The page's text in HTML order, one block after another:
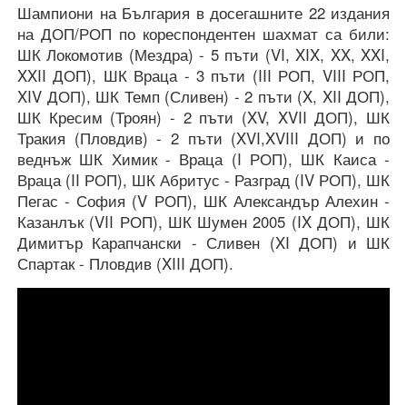
Шампиони на България в досегашните 22 издания
на ДОП/РОП по кореспондентен шахмат са били:
ШК Локомотив (Мездра) - 5 пъти (VI, XIX, XX, XXI,
XXII ДОП), ШК Враца - 3 пъти (III РОП, VIII РОП,
XIV ДОП), ШК Темп (Сливен) - 2 пъти (X, XII ДОП),
ШК Кресим (Троян) - 2 пъти (XV, XVII ДОП), ШК
Тракия (Пловдив) - 2 пъти (XVI,XVIII ДОП) и по
веднъж ШК Химик - Враца (I РОП), ШК Каиса -
Враца (II РОП), ШК Абритус - Разград (IV РОП), ШК
Пегас - София (V РОП), ШК Александър Алехин -
Казанлък (VII РОП), ШК Шумен 2005 (IX ДОП), ШК
Димитър Карапчански - Сливен (XI ДОП) и ШК
Спартак - Пловдив (XIII ДОП).